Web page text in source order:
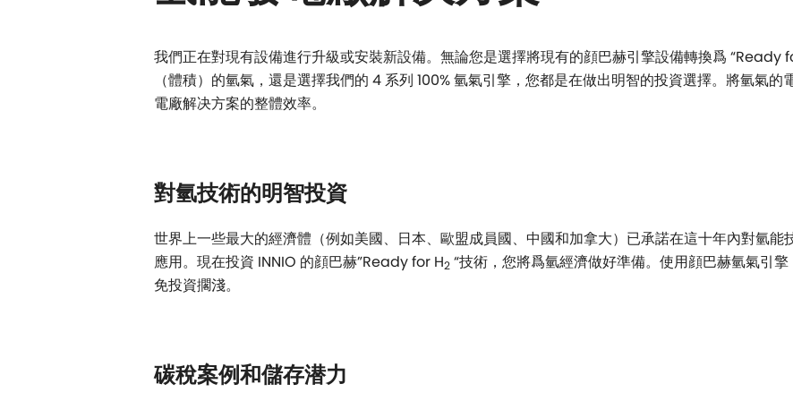
我們正在對現有設備進行升級或安裝新設備。無論您是選擇將現有的顔巴赫引擎設備轉換爲 “Ready
（體積）的氫氣，還是選擇我們的 4 系列 100% 氫氣引擎，您都是在做出明智的投資選擇。將氫氣
電廠解决方案的整體效率。
對氫技術的明智投資
世界上一些最大的經濟體（例如美國、日本、歐盟成員國、中國和加拿大）已承諾在這十年內對氫
應用。現在投資 INNIO 的顔巴赫”Ready for H2 “技術，您將爲氫經濟做好準備。使用顔巴赫氫氣引
免投資擱淺。
碳稅案例和儲存潜力